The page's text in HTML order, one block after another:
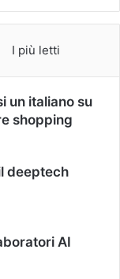
I più letti
un italiano su
shopping
deeptech
AI